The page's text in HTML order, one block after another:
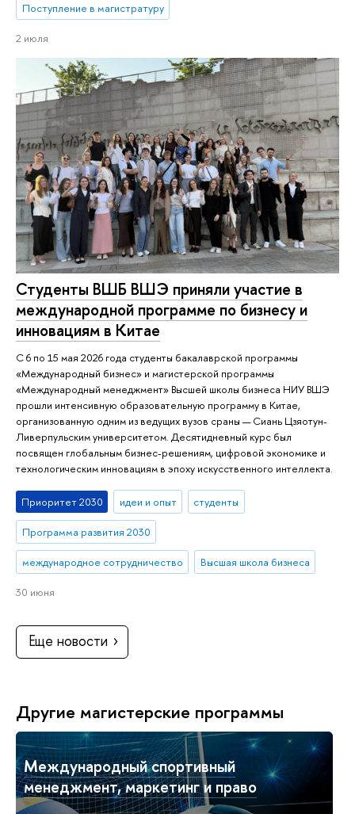
Поступление в магистратуру
2 июля
Студенты ВШБ ВШЭ приняли участие в
международной программе по бизнесу и
инновациям в Китае
С 6 по 15 мая 2026 года студенты бакалаврской программы
«Международный бизнес» и магистерской программы
«Международный менеджмент» Высшей школы бизнеса НИУ ВШЭ
прошли интенсивную образовательную программу в Китае,
организованную одним из ведущих вузов сраны — Сиань Цзяотун-
Ливерпульским университетом. Десятидневный курс был
посвящен глобальным бизнес-решениям, цифровой экономике и
технологическим инновациям в эпоху искусственного интеллекта.
Приоритет 2030 идеи и опыт студенты
Программа развития 2030
международное сотрудничество Высшая школа бизнеса
30 июня
Еще новости
Другие магистерские программы
Международный спортивный
менеджмент, маркетинг и право